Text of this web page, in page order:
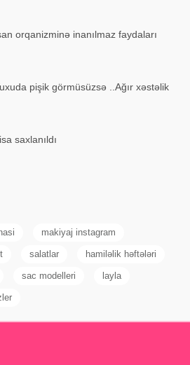
orqanizminə inanılmaz faydaları
pişik görmüsüzsə ..Ağır xəstəlik
saxlanıldı
makiyaj instagram
salatlar hamiləlik həftələri
sac modelleri layla